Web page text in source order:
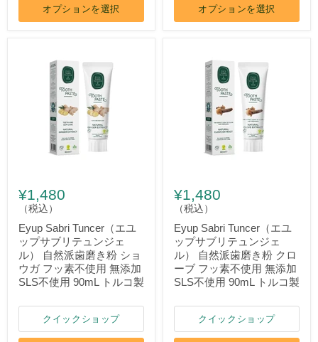
オプションを選択 オプションを選択
¥1,480
（税込）
Eyup Sabri Tuncer（エユ
ップサブリテュンジェ
ル） 自然派歯磨き粉 ショ
ウガ フッ素不使用 無添加
SLS不使用 90mL トルコ製
クイックショップ
¥1,480
（税込）
Eyup Sabri Tuncer（エユ
ップサブリテュンジェ
ル） 自然派歯磨き粉 クロ
ーブ フッ素不使用 無添加
SLS不使用 90mL トルコ製
クイックショップ